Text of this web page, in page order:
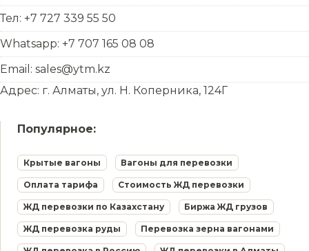
Тел: +7 727 339 55 50
Whatsapp: +7 707 165 08 08
Email: sales@ytm.kz
Адрес: г. Алматы, ул. Н. Коперника, 124Г
Популярное:
Крытые вагоны Вагоны для перевозки
Оплата тарифа Стоимость ЖД перевозки
ЖД перевозки по Казахстану Биржа ЖД грузов
ЖД перевозка руды Перевозка зерна вагонами